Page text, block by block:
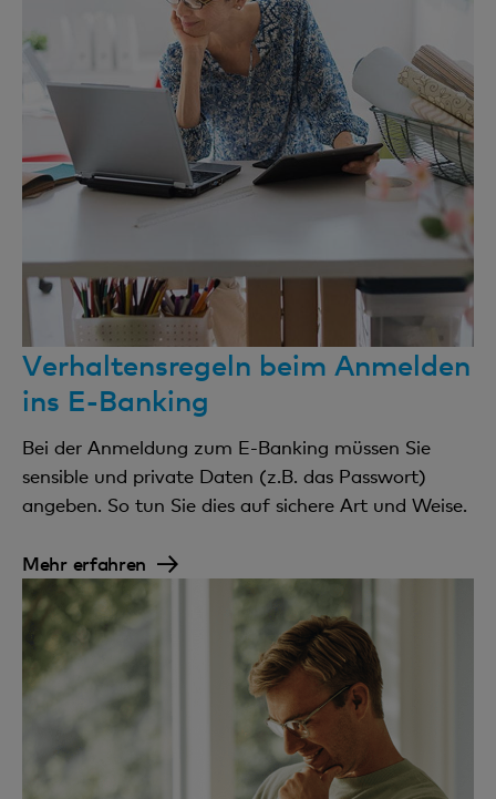
Verhaltensregeln beim Anmelden
ins E-Banking
Bei der Anmeldung zum E-Banking müssen Sie
sensible und private Daten (z.B. das Passwort)
angeben. So tun Sie dies auf sichere Art und Weise.
Mehr erfahren